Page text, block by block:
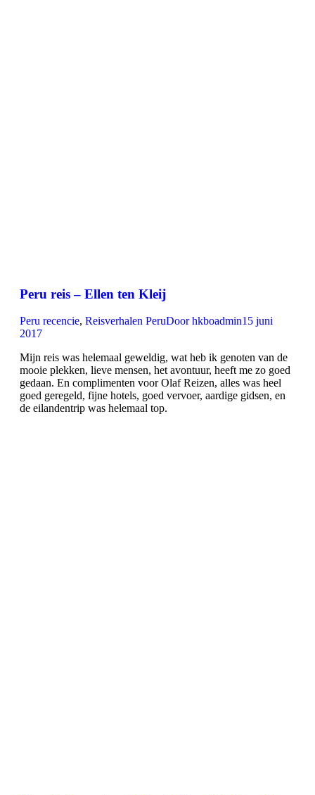
Peru reis – Ellen ten Kleij
Peru recencie, Reisverhalen PeruDoorhkboadmin15 juni
2017
Mijn reis was helemaal geweldig, wat heb ik genoten van de
mooie plekken, lieve mensen, het avontuur, heeft me zo goed
gedaan. En complimenten voor Olaf Reizen, alles was heel
goed geregeld, fijne hotels, goed vervoer, aardige gidsen, en
de eilandentrip was helemaal top.